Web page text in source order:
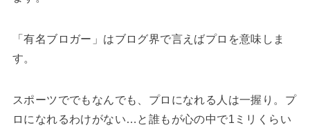
「有名ブロガー」はブログ界で言えばプロを意味しま
す。
スポーツででもなんでも、プロになれる人は一握り。プ
ロになれるわけがない…と誰もが心の中で1ミリくらい